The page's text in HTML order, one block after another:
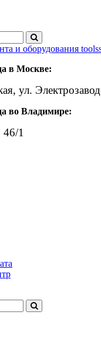
в Москве:
ул.
во Владимире:
46/1